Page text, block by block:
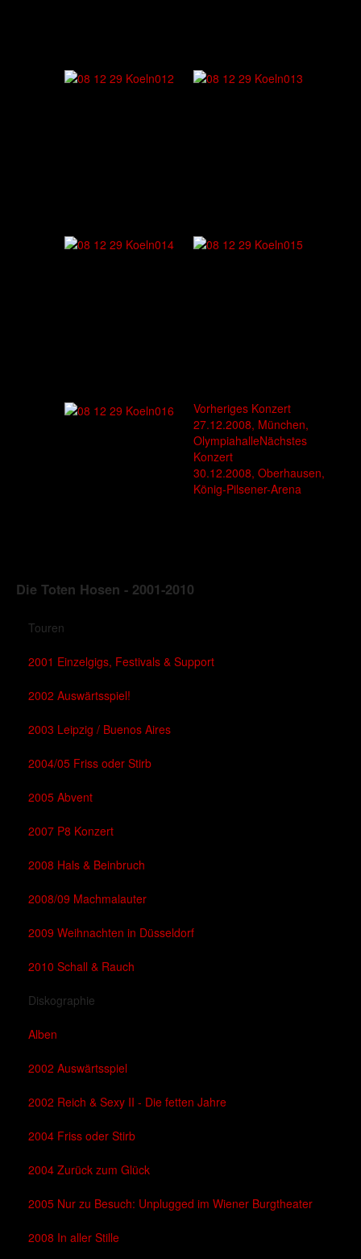
Vorheriges Konzert
27.12.2008, München,
OlympiahalleNächstes
Konzert
30.12.2008, Oberhausen,
König-Pilsener-Arena
Die Toten Hosen - 2001-2010
Touren
2001 Einzelgigs, Festivals & Support
2002 Auswärtsspiel!
2003 Leipzig / Buenos Aires
2004/05 Friss oder Stirb
2005 Abvent
2007 P8 Konzert
2008 Hals & Beinbruch
2008/09 Machmalauter
2009 Weihnachten in Düsseldorf
2010 Schall & Rauch
Diskographie
Alben
2002 Auswärtsspiel
2002 Reich & Sexy II - Die fetten Jahre
2004 Friss oder Stirb
2004 Zurück zum Glück
2005 Nur zu Besuch: Unplugged im Wiener Burgtheater
2008 In aller Stille